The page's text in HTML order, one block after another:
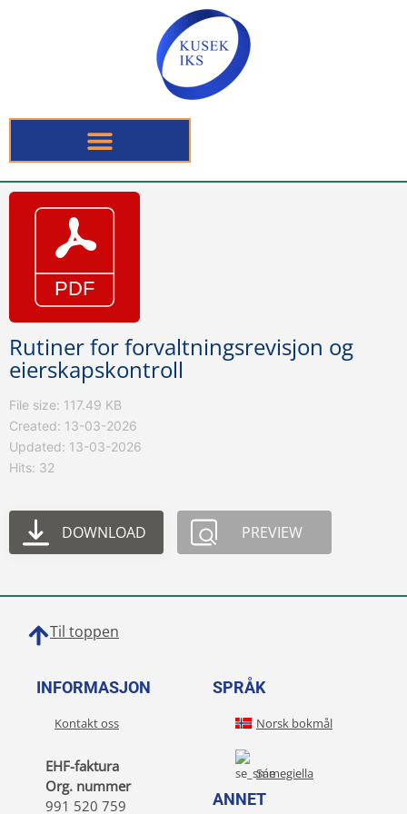
Rutiner for forvaltningsrevisjon og
eierskapskontroll
File size: 117.49 KB
Created: 13-03-2026
Updated: 13-03-2026
Hits: 32
DOWNLOAD PREVIEW
Til toppen
INFORMASJON
Kontakt oss
EHF-faktura
Org. nummer
991 520 759
SPRÅK
Norsk bokmål
Sámegiella
ANNET